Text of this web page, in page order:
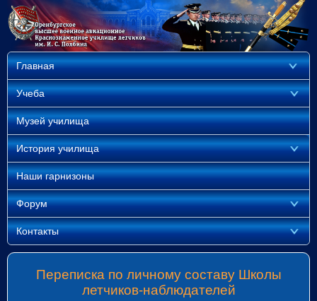
Главная
Учеба
Музей училища
История училища
Наши гарнизоны
Форум
Контакты
Переписка по личному составу Школы
летчиков-наблюдателей